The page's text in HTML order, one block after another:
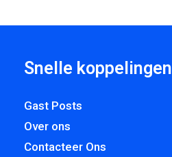
Snelle koppelingen
Gast Posts
Over ons
Contacteer Ons